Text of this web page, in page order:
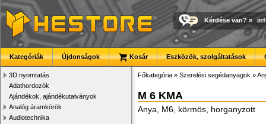
Kérdése van? »
Kategóriák Újdonságok Kosár Eszközök, szolgáltatások
3D nyomtatás
Adathordozók
Ajándékok, ajándékutalványok
Analóg áramkörök
Audiotechnika
Főkategória » Szerelési segédanyagok »
M 6 KMA
Anya, M6, körmös, horganyzott